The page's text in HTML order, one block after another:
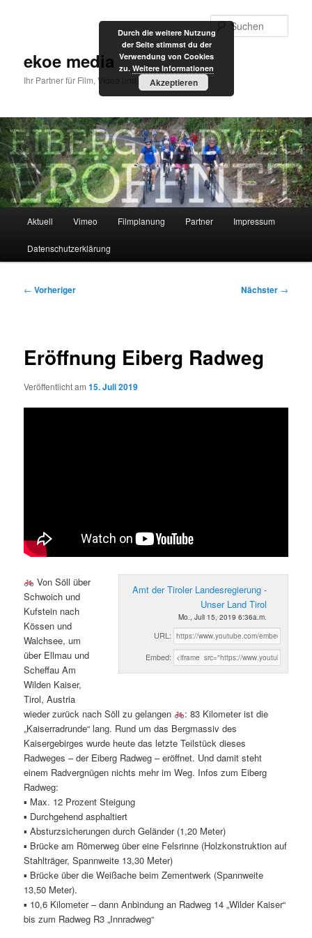
ekoe media
Ihr Partner für Film, Video und Internet
Aktuell Vimeo Filmplanung Partner Impressum
Datenschutzerklärung
Beitragsnavigation
← Vorheriger Nächster →
Eröffnung Eiberg Radweg
Veröffentlicht am15. Juli 2019
Amt der Tiroler Landesregierung -
Unser Land Tirol
Mo., Juli 15, 2019 6:36a.m.
URL:
Embed:
Von Söll über
Schwoich und
Kufstein nach
Kössen und
Walchsee, um
über Ellmau und
Scheffau Am
Wilden Kaiser,
Tirol, Austria
wieder zurück nach Söll zu gelangen
: 83 Kilometer ist die
„Kaiserradrunde“ lang. Rund um das Bergmassiv des
Kaisergebirges wurde heute das letzte Teilstück dieses
Radweges – der Eiberg Radweg – eröffnet. Und damit steht
einem Radvergnügen nichts mehr im Weg. Infos zum Eiberg
Radweg:
▪ Max. 12 Prozent Steigung
▪ Durchgehend asphaltiert
▪ Absturzsicherungen durch Geländer (1,20 Meter)
▪ Brücke am Römerweg über eine Felsrinne (Holzkonstruktion auf
Stahlträger, Spannweite 13,30 Meter)
▪ Brücke über die Weißache beim Zementwerk (Spannweite
13,50 Meter).
▪ 10,6 Kilometer – dann Anbindung an Radweg 14 „Wilder Kaiser“
bis zum Radweg R3 „Innradweg“
Durch die weitere Nutzung
der Seite stimmst du der
Verwendung von Cookies
zu. Weitere Informationen
Akzeptieren